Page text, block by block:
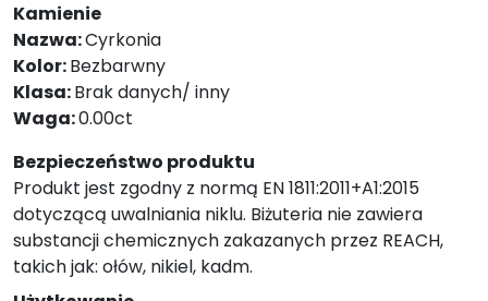
Kamienie
Nazwa:Cyrkonia
Kolor:Bezbarwny
Klasa:Brak danych/ inny
Waga:0.00ct
Bezpieczeństwo produktu
Produkt jest zgodny z normą EN 1811:2011+A1:2015
dotyczącą uwalniania niklu. Biżuteria nie zawiera
substancji chemicznych zakazanych przez REACH,
takich jak: ołów, nikiel, kadm.